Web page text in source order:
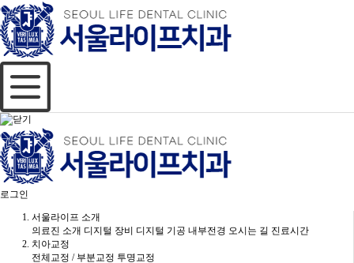
로그인
서울라이프 소개
의료진 소개 디지털 장비 디지털 기공 내부전경 오시는 길 진료시간
치아교정
전체교정 / 부분교정 투명교정